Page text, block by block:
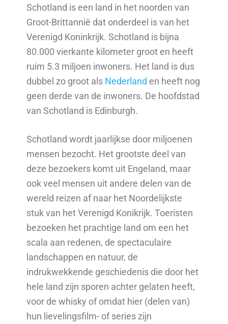
Schotland is een land in het noorden van
Groot-Brittannië dat onderdeel is van het
Verenigd Koninkrijk. Schotland is bijna
80.000 vierkante kilometer groot en heeft
ruim 5.3 miljoen inwoners. Het land is dus
dubbel zo groot als Nederland en heeft nog
geen derde van de inwoners. De hoofdstad
van Schotland is Edinburgh.
Schotland wordt jaarlijkse door miljoenen
mensen bezocht. Het grootste deel van
deze bezoekers komt uit Engeland, maar
ook veel mensen uit andere delen van de
wereld reizen af naar het Noordelijkste
stuk van het Verenigd Konikrijk. Toeristen
bezoeken het prachtige land om een het
scala aan redenen, de spectaculaire
landschappen en natuur, de
indrukwekkende geschiedenis die door het
hele land zijn sporen achter gelaten heeft,
voor de whisky of omdat hier (delen van)
hun lievelingsfilm- of series zijn